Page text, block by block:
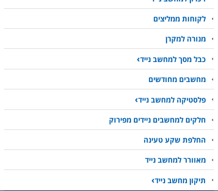
לקוחות ממליצים
מנורה למקרן
כבל מסך למחשב נייד
מחשבים מחודשים
פלסטיקה למחשב נייד
חלקים למחשבים ניידים מפירוק
החלפת שקע טעינה
מאוורר למחשב נייד
תיקון מחשב נייד